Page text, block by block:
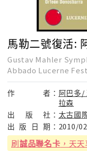
馬勒二號復活:
Gustav Mahler
Abbado Lucerne
作 者： 阿巴多/
拉森
出
版 社： 太古國
出 版 日 期： 2010/
刷誠品聯名卡 ，天